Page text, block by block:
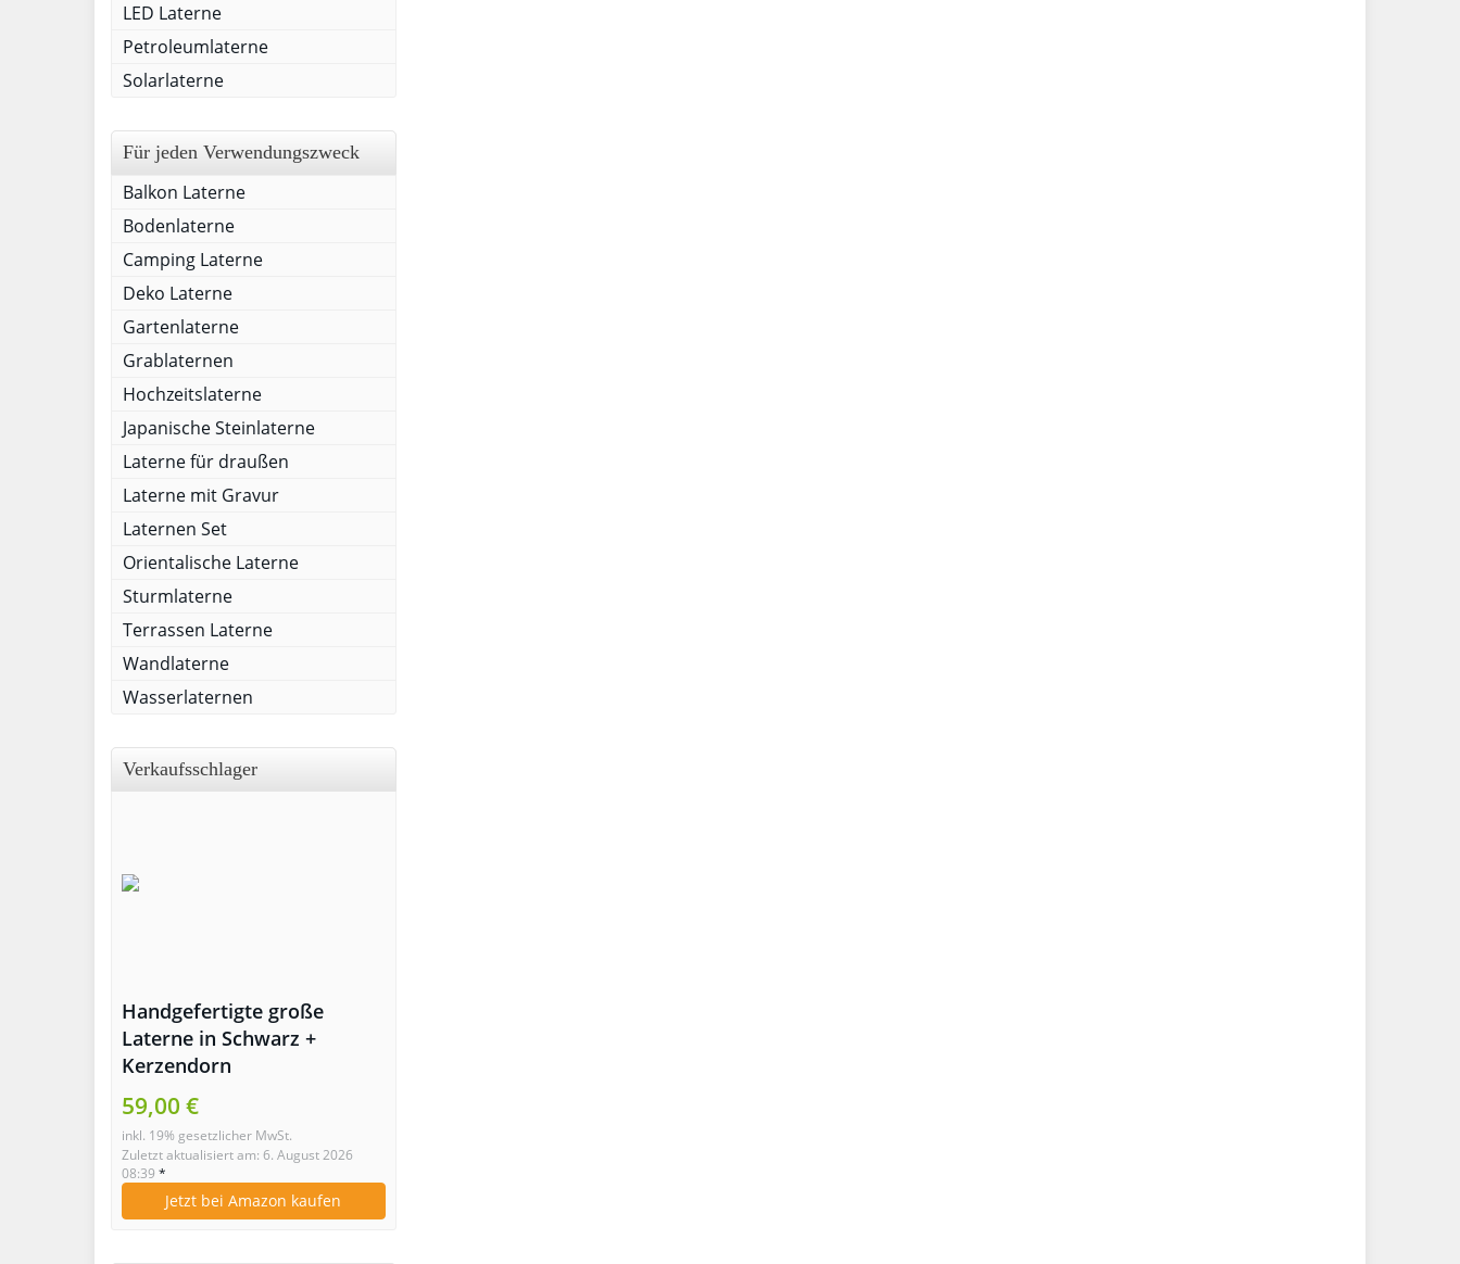
LED Laterne
Petroleumlaterne
Solarlaterne
Für jeden Verwendungszweck
Balkon Laterne
Bodenlaterne
Camping Laterne
Deko Laterne
Gartenlaterne
Grablaternen
Hochzeitslaterne
Japanische Steinlaterne
Laterne für draußen
Laterne mit Gravur
Laternen Set
Orientalische Laterne
Sturmlaterne
Terrassen Laterne
Wandlaterne
Wasserlaternen
Verkaufsschlager
Handgefertigte große
Laterne in Schwarz +
Kerzendorn
59,00 €
inkl. 19% gesetzlicher MwSt.
Zuletzt aktualisiert am: 6. August 2026
08:39 *
Jetzt bei Amazon kaufen